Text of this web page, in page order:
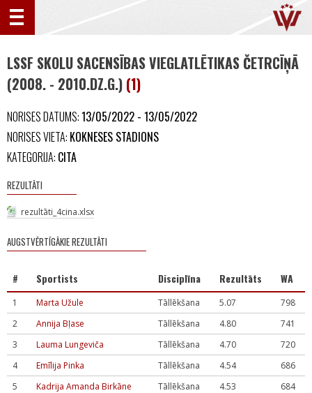
LSSF SKOLU SACENSĪBAS VIEGLATLĒTIKAS ČETRCĪŅĀ
(2008. - 2010.DZ.G.) (1)
NORISES DATUMS:13/05/2022 - 13/05/2022
NORISES VIETA: KOKNESES STADIONS
KATEGORIJA: CITA
REZULTĀTI
rezultāti_4cina.xlsx
AUGSTVĒRTĪGĀKIE REZULTĀTI
# Sportists Disciplīna Rezultāts WA
1 Marta Užule Tāllēkšana 5.07
798
2
Annija Bļase Tāllēkšana 4.80
741
3
Lauma Lungeviča Tāllēkšana 4.70
720
4
Emīlija Pinka Tāllēkšana 4.54
686
5
Kadrija Amanda Birkāne Tāllēkšana 4.53
684